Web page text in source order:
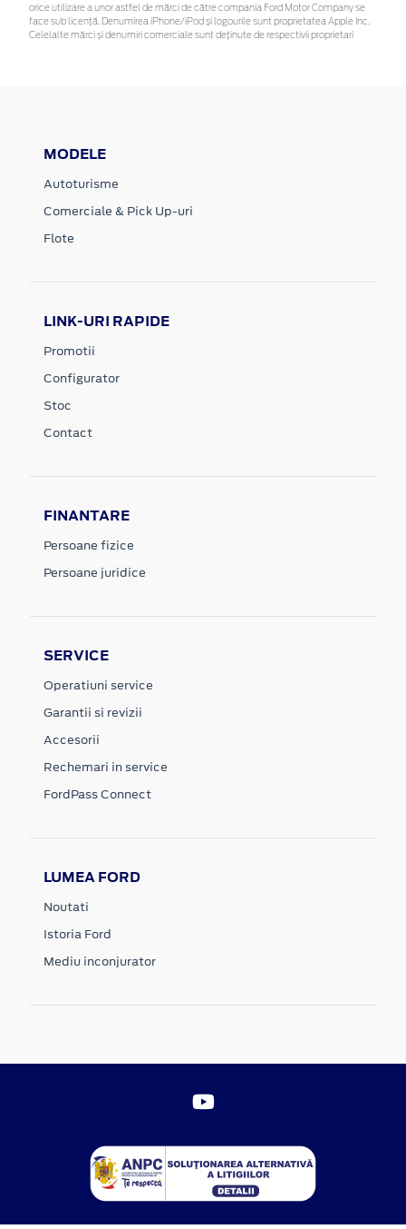
orice utilizare a unor astfel de mărci de către compania Ford Motor Company se
face sub licență. Denumirea iPhone/iPod și logourile sunt proprietatea Apple Inc.
Celelalte mărci și denumiri comerciale sunt deținute de respectivii proprietari
MODELE
Autoturisme
Comerciale & Pick Up-uri
Flote
LINK-URI RAPIDE
Promotii
Configurator
Stoc
Contact
FINANTARE
Persoane fizice
Persoane juridice
SERVICE
Operatiuni service
Garantii si revizii
Accesorii
Rechemari in service
FordPass Connect
LUMEA FORD
Noutati
Istoria Ford
Mediu inconjurator